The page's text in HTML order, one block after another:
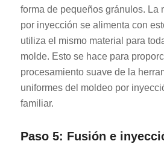
forma de pequeños gránulos. La
por inyección se alimenta con
utiliza el mismo material para
molde. Esto se hace para
procesamiento suave de la
uniformes del moldeo por
familiar.
Paso 5: Fusión e